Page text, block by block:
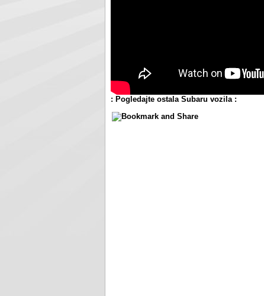
: Pogledajte ostala Subaru vozila :